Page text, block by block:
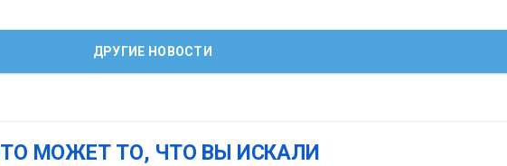
ДРУГИЕ НОВОСТИ
ЭТО МОЖЕТ ТО, ЧТО ВЫ ИСКАЛИ